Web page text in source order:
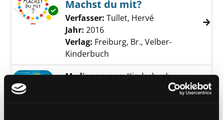
Exemplar-Details von Machst du mit?
Machst du mit?
Verfasser: Tullet, Hervé Suche nach
Jahr: 2016
Verlag: Freiburg, Br., Velber-
Kinderbuch
Exemplar-Details von Gute Nacht, kleiner
Mediengruppe:Kinderbuch